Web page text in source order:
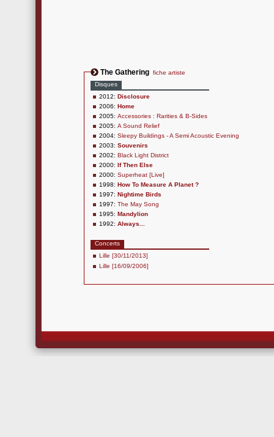
The Gathering fiche artiste
Disques
2012: Disclosure
2006: Home
2005: Accessories : Rarities & B-Sides
2005: A Sound Relief
2004: Sleepy Buildings - A Semi Acoustic Evening
2003: Souvenirs
2002: Black Light District
2000: If Then Else
2000: Superheat [Live]
1998: How To Measure A Planet ?
1997: Nightime Birds
1997: The May Song
1995: Mandylion
1992: Always...
Concerts
Lille [30/11/2013]
Lille [16/09/2006]